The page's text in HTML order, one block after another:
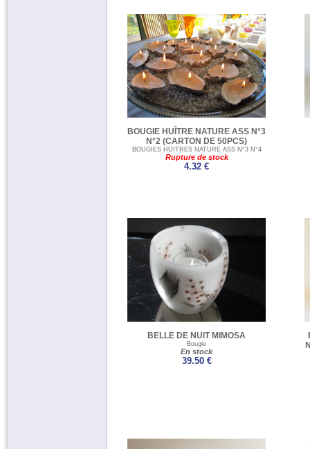
BOUGIE HUÎTRE NATURE ASS N°3
N°2 (CARTON DE 50PCS)
BOUGIES HUITRES NATURE ASS N°3 N°4
Rupture de stock
4.32 €
BELLE DE NUIT MIMOSA
Bougie
En stock
39.50 €